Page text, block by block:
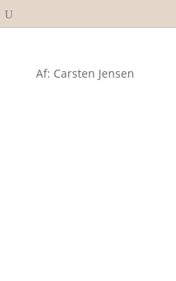
Af: Carsten Jensen